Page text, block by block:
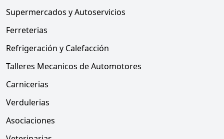
Supermercados y Autoservicios
Ferreterias
Refrigeración y Calefacción
Talleres Mecanicos de Automotores
Carnicerias
Verdulerias
Asociaciones